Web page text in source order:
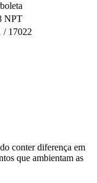
NPT
/ 17022
conter diferença em
que ambientam as